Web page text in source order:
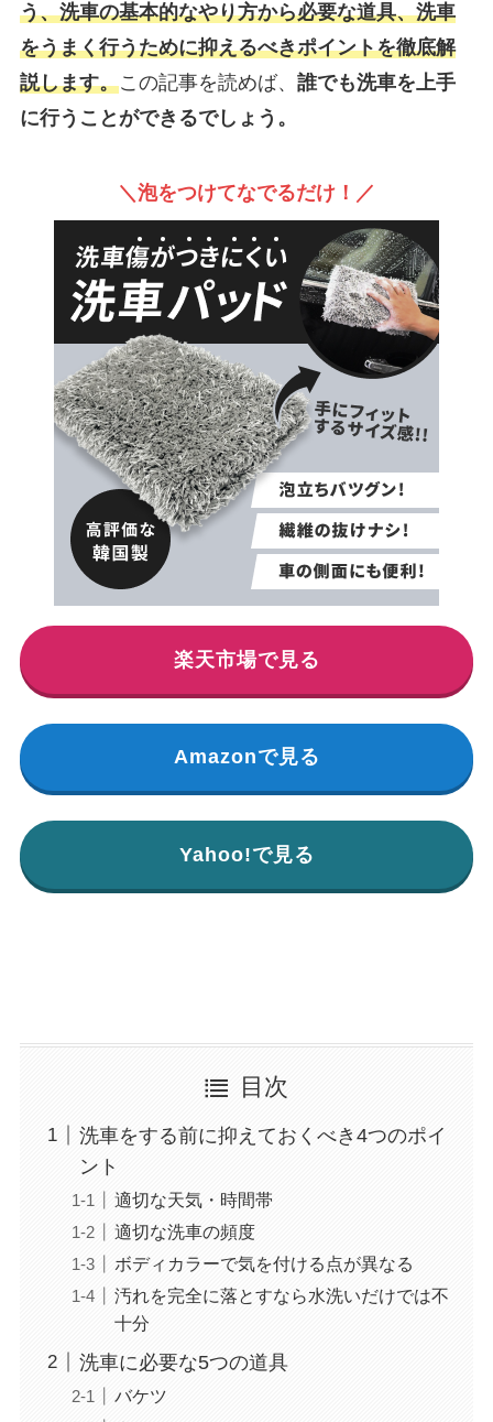
う、洗車の基本的なやり方から必要な道具、洗車
をうまく行うために抑えるべきポイントを徹底解
説します。この記事を読めば、 誰でも洗車を上手
に行うことができるでしょう。
＼泡をつけてなでるだけ！／
楽天市場で見る
Amazonで見る
Yahoo!で見る
目次
洗車をする前に抑えておくべき4つのポイ
ント
適切な天気・時間帯
適切な洗車の頻度
ボディカラーで気を付ける点が異なる
汚れを完全に落とすなら水洗いだけでは不
十分
洗車に必要な5つの道具
バケツ